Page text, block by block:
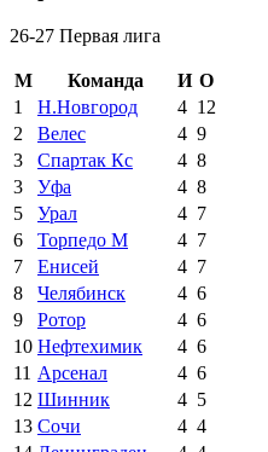
26-27 Первая лига
М Команда И О
1
Н.Новгород 4 12
2
Велес 4 9
3
Спартак Кс 4 8
3
Уфа 4 8
5
Урал 4 7
6
Торпедо М 4 7
7
Енисей 4 7
8
Челябинск 4 6
9
Ротор 4 6
10 Нефтехимик 4 6
11 Арсенал 4 6
12 Шинник 4 5
13 Сочи 4 4